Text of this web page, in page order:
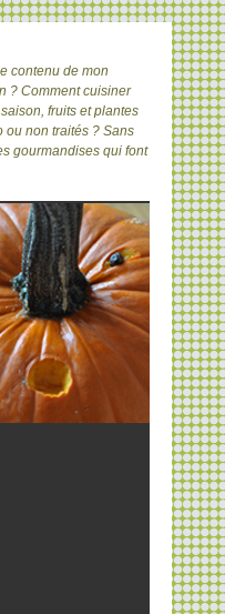
contenu de mon
? Comment cuisiner
fruits et plantes
ou non traités ? Sans
gourmandises qui font